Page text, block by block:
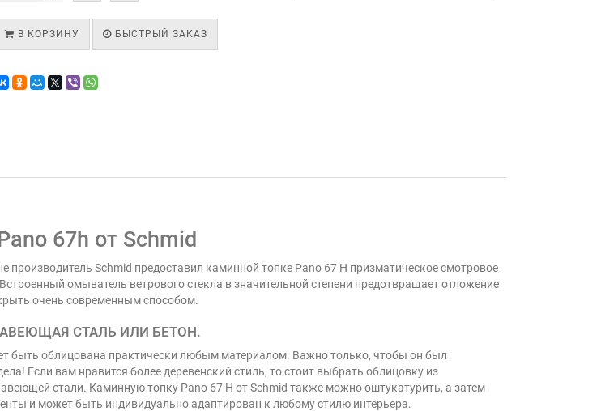
В КОРЗИНУ БЫСТРЫЙ ЗАКАЗ
67h от Schmid
Schmid предоставил каминной топке Pano 67 H призматическое смотровое
омыватель ветрового стекла в значительной степени предотвращает отложение
очень современным способом.
СТАЛЬ ИЛИ БЕТОН.
быть облицована практически любым материалом. Важно только, чтобы он был
Если вам нравится более деревенский стиль, то стоит выбрать облицовку из
стали. Каминную топку Pano 67 H от Schmid также можно оштукатурить, а затем
и может быть индивидуально адаптирован к любому стилю интерьера.